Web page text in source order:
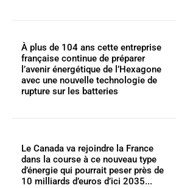
À plus de 104 ans cette entreprise
française continue de préparer
l’avenir énergétique de l’Hexagone
avec une nouvelle technologie de
rupture sur les batteries
Le Canada va rejoindre la France
dans la course à ce nouveau type
d’énergie qui pourrait peser près de
10 milliards d’euros d’ici 2035...